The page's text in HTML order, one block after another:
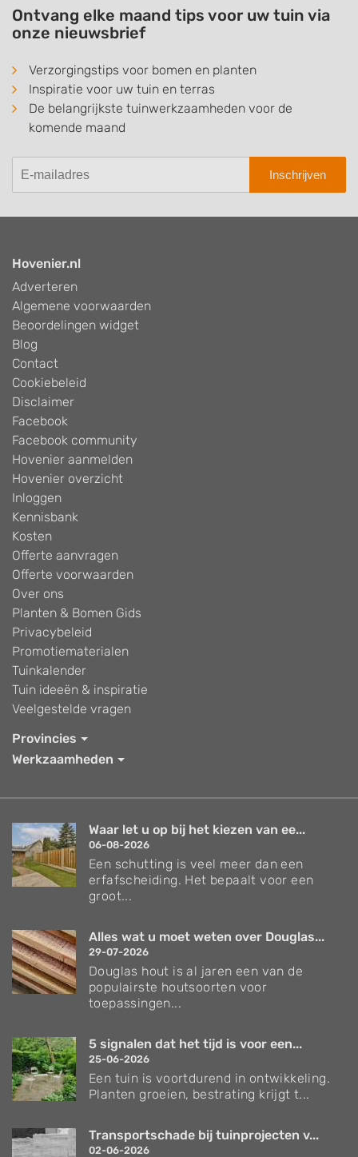
Ontvang elke maand tips voor uw tuin via
onze nieuwsbrief
Verzorgingstips voor bomen en planten
Inspiratie voor uw tuin en terras
De belangrijkste tuinwerkzaamheden voor de
komende maand
Inschrijven
Hovenier.nl
Adverteren
Algemene voorwaarden
Beoordelingen widget
Blog
Contact
Cookiebeleid
Disclaimer
Facebook
Facebook community
Hovenier aanmelden
Hovenier overzicht
Inloggen
Kennisbank
Kosten
Offerte aanvragen
Offerte voorwaarden
Over ons
Planten & Bomen Gids
Privacybeleid
Promotiematerialen
Tuinkalender
Tuin ideeën & inspiratie
Veelgestelde vragen
Provincies
Werkzaamheden
Waar let u op bij het kiezen van ee...
06-08-2026
Een schutting is veel meer dan een
erfafscheiding. Het bepaalt voor een
groot...
Alles wat u moet weten over Douglas...
29-07-2026
Douglas hout is al jaren een van de
populairste houtsoorten voor
toepassingen...
5 signalen dat het tijd is voor een...
25-06-2026
Een tuin is voortdurend in ontwikkeling.
Planten groeien, bestrating krijgt t...
Transportschade bij tuinprojecten v...
02-06-2026